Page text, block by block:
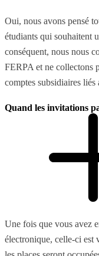
Oui, nous avons pensé
étudiants qui souhaitent
conséquent, nous nous
FERPA et ne collectons
comptes subsidiaires
Quand les invitations
Une fois que vous avez
électronique, celle-ci est